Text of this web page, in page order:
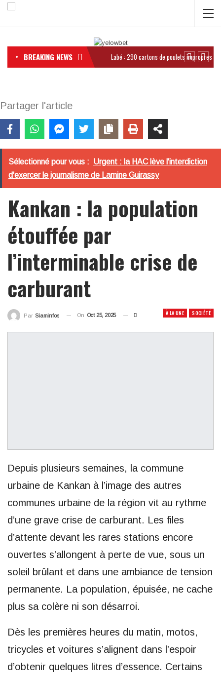
BREAKING NEWS
Partager l'article
Sélectionné pour vous : Urgent : la HAC lève l'interdiction
d'exercer le journalisme de Lamine Guirassy
Kankan : la population
étouffée par
l’interminable crise de
carburant
À LA UNE SOCIÉTÉ
Par Siaminfos On Oct 25, 2025
Depuis plusieurs semaines, la commune
urbaine de Kankan à l’image des autres
communes urbaine de la région vit au rythme
d’une grave crise de carburant. Les files
d’attente devant les rares stations encore
ouvertes s’allongent à perte de vue, sous un
soleil brûlant et dans une ambiance de tension
permanente. La population, épuisée, ne cache
plus sa colère ni son désarroi.
Dès les premières heures du matin, motos,
tricycles et voitures s’alignent dans l’espoir
d’obtenir quelques litres d’essence. Certains